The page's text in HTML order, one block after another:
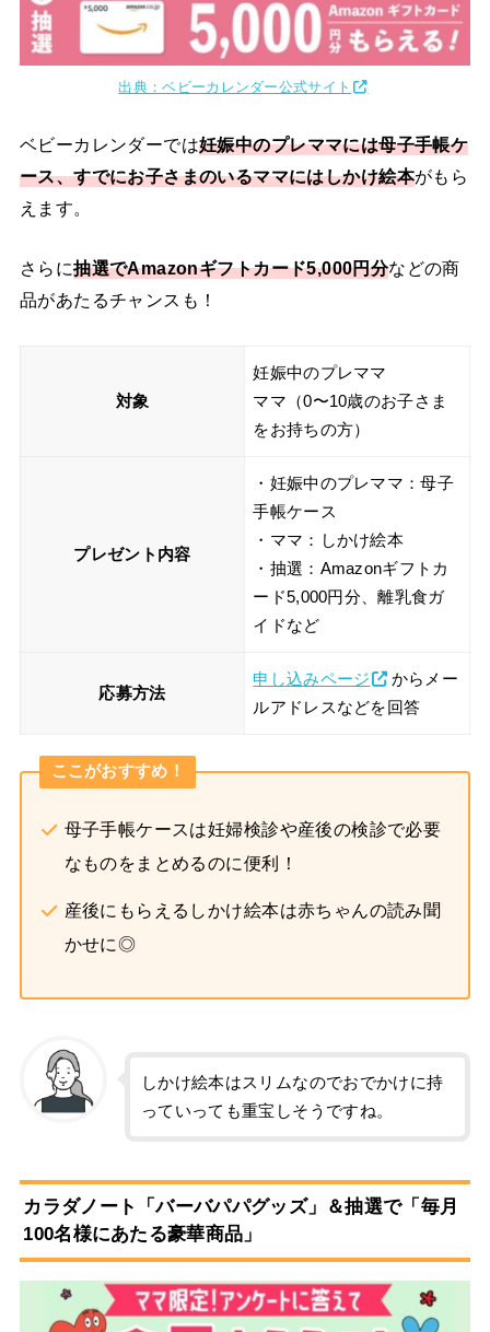
出典：ベビーカレンダー公式サイト
ベビーカレンダーでは妊娠中のプレママには母子手帳ケ
ース、すでにお子さまのいるママにはしかけ絵本がもら
えます。
さらに抽選でAmazonギフトカード5,000円分などの商
品があたるチャンスも！
対象
妊娠中のプレママ
ママ（0〜10歳のお子さま
をお持ちの方）
プレゼント内容
・妊娠中のプレママ：母子
手帳ケース
・ママ：しかけ絵本
・抽選：Amazonギフトカ
ード5,000円分、離乳食ガ
イドなど
応募方法
申し込みページ
からメー
ルアドレスなどを回答
ここがおすすめ！
母子手帳ケースは妊婦検診や産後の検診で必要
なものをまとめるのに便利！
産後にもらえるしかけ絵本は赤ちゃんの読み聞
かせに◎
しかけ絵本はスリムなのでおでかけに持
っていっても重宝しそうですね。
カラダノート「バーバパパグッズ」＆抽選で「毎月
100名様にあたる豪華商品」